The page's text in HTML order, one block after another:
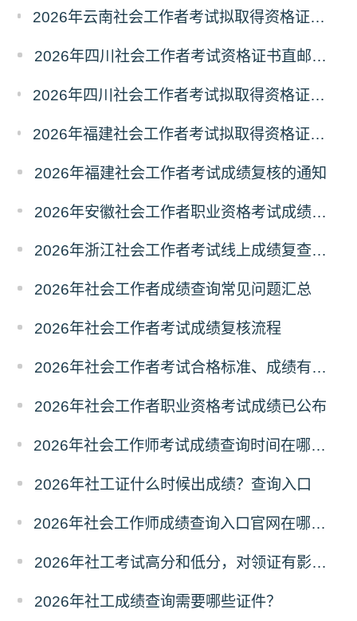
2026年云南社会工作者考试拟取得资格证书人员使用告知承诺制情况的公示
2026年四川社会工作者考试资格证书直邮领取的通知
2026年四川社会工作者考试拟取得资格证书相关人员承诺情况的公示
2026年福建社会工作者考试拟取得资格证书相关人员承诺情况的公示
2026年福建社会工作者考试成绩复核的通知
2026年安徽社会工作者职业资格考试成绩复查的通知
2026年浙江社会工作者考试线上成绩复查申请的通知
2026年社会工作者成绩查询常见问题汇总
2026年社会工作者考试成绩复核流程
2026年社会工作者考试合格标准、成绩有效期
2026年社会工作者职业资格考试成绩已公布
2026年社会工作师考试成绩查询时间在哪天？历年成绩查询时间
2026年社工证什么时候出成绩？查询入口
2026年社会工作师成绩查询入口官网在哪？怎么查询？
2026年社工考试高分和低分，对领证有影响吗？
2026年社工成绩查询需要哪些证件？